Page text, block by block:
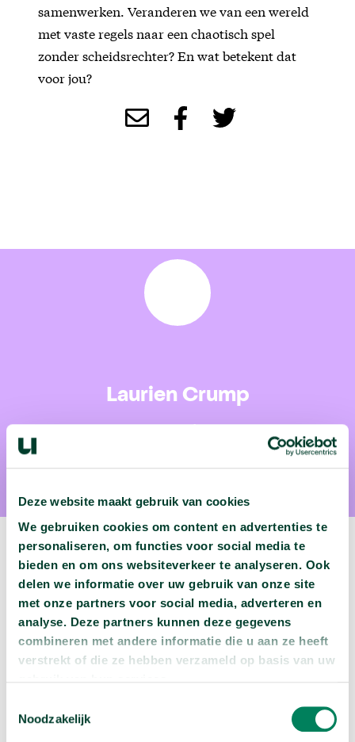
Deze website maakt gebruik van cookies
We gebruiken cookies om content en advertenties te
personaliseren, om functies voor social media te
bieden en om ons websiteverkeer te analyseren. Ook
delen we informatie over uw gebruik van onze site
met onze partners voor social media, adverteren en
analyse. Deze partners kunnen deze gegevens
combineren met andere informatie die u aan ze heeft
verstrekt of die ze hebben verzameld op basis van uw
Noodzakelijk
samenwerken. Veranderen we van een wereld
met vaste regels naar een chaotisch spel
zonder scheidsrechter? En wat betekent dat
voor jou?
Laurien Crump
Laurien Crump is historicus
Volgende podcast:
Wat zijn jouw naam en bsn-nummer waard?
Beluister deze podcast arrow_forward